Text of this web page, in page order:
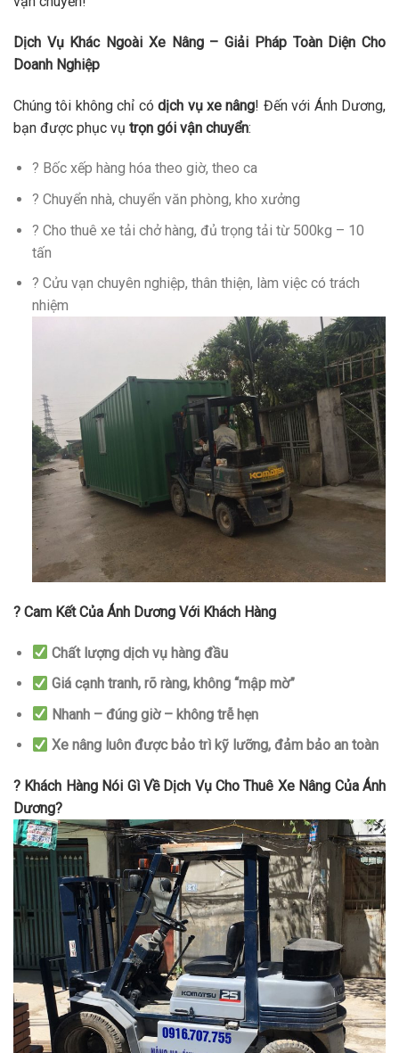
Dịch Vụ Khác Ngoài Xe Nâng – Giải Pháp Toàn Diện Cho
Doanh Nghiệp
Chúng tôi không chỉ códịch vụ xe nâng! Đến với Ánh Dương,
bạn được phục vụ trọn gói vận chuyển:
? Bốc xếp hàng hóa theo giờ, theo ca
? Chuyển nhà, chuyển văn phòng, kho xưởng
? Cho thuê xe tải chở hàng, đủ trọng tải từ 500kg – 10
tấn
? Cửu vạn chuyên nghiệp, thân thiện, làm việc có trách
nhiệm
? Cam Kết Của Ánh Dương Với Khách Hàng
Chất lượng dịch vụ hàng đầu
Giá cạnh tranh, rõ ràng, không “mập mờ”
Nhanh – đúng giờ – không trễ hẹn
Xe nâng luôn được bảo trì kỹ lưỡng, đảm bảo an toàn
? Khách Hàng Nói Gì Về Dịch Vụ Cho Thuê Xe Nâng Của Ánh
Dương?